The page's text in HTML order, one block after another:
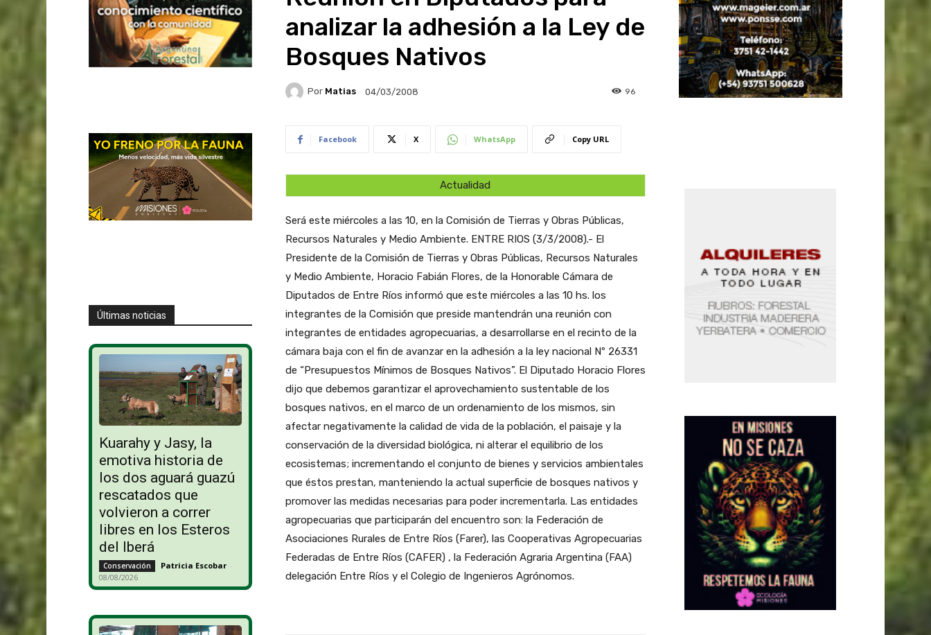
Últimas noticias
Kuarahy y Jasy, la
emotiva historia de
los dos aguará guazú
rescatados que
volvieron a correr
libres en los Esteros
del Iberá
Conservación Patricia Escobar -
08/08/2026
analizar la adhesión a la Ley de
Bosques Nativos
Por Matias 04/03/2008 96
Facebook X WhatsApp Copy URL
Actualidad
Será este miércoles a las 10, en la Comisión de Tierras y Obras Públicas,
Recursos Naturales y Medio Ambiente. ENTRE RIOS (3/3/2008).- El
Presidente de la Comisión de Tierras y Obras Públicas, Recursos Naturales
y Medio Ambiente, Horacio Fabián Flores, de la Honorable Cámara de
Diputados de Entre Ríos informó que este miércoles a las 10 hs. los
integrantes de la Comisión que preside mantendrán una reunión con
integrantes de entidades agropecuarias, a desarrollarse en el recinto de la
cámara baja con el fin de avanzar en la adhesión a la ley nacional Nº 26331
de “Presupuestos Mínimos de Bosques Nativos”. El Diputado Horacio Flores
dijo que debemos garantizar el aprovechamiento sustentable de los
bosques nativos, en el marco de un ordenamiento de los mismos, sin
afectar negativamente la calidad de vida de la población, el paisaje y la
conservación de la diversidad biológica, ni alterar el equilibrio de los
ecosistemas; incrementando el conjunto de bienes y servicios ambientales
que éstos prestan, manteniendo la actual superficie de bosques nativos y
promover las medidas necesarias para poder incrementarla. Las entidades
agropecuarias que participarán del encuentro son: la Federación de
Asociaciones Rurales de Entre Ríos (Farer), las Cooperativas Agropecuarias
Federadas de Entre Ríos (CAFER) , la Federación Agraria Argentina (FAA)
delegación Entre Ríos y el Colegio de Ingenieros Agrónomos.